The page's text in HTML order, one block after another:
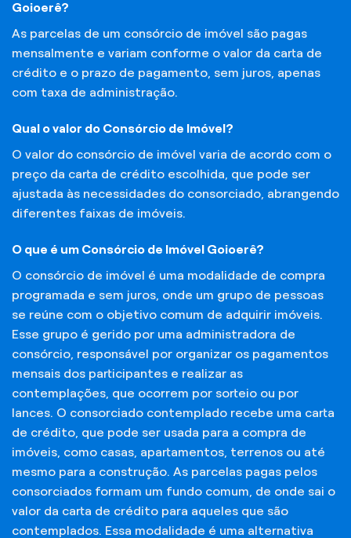
Goioerê?
As parcelas de um consórcio de imóvel são pagas
mensalmente e variam conforme o valor da carta de
crédito e o prazo de pagamento, sem juros, apenas
com taxa de administração.
Qual o valor do Consórcio de Imóvel?
O valor do consórcio de imóvel varia de acordo com o
preço da carta de crédito escolhida, que pode ser
ajustada às necessidades do consorciado, abrangendo
diferentes faixas de imóveis.
O que é um Consórcio de Imóvel Goioerê?
O consórcio de imóvel é uma modalidade de compra
programada e sem juros, onde um grupo de pessoas
se reúne com o objetivo comum de adquirir imóveis.
Esse grupo é gerido por uma administradora de
consórcio, responsável por organizar os pagamentos
mensais dos participantes e realizar as
contemplações, que ocorrem por sorteio ou por
lances. O consorciado contemplado recebe uma carta
de crédito, que pode ser usada para a compra de
imóveis, como casas, apartamentos, terrenos ou até
mesmo para a construção. As parcelas pagas pelos
consorciados formam um fundo comum, de onde sai o
valor da carta de crédito para aqueles que são
contemplados. Essa modalidade é uma alternativa